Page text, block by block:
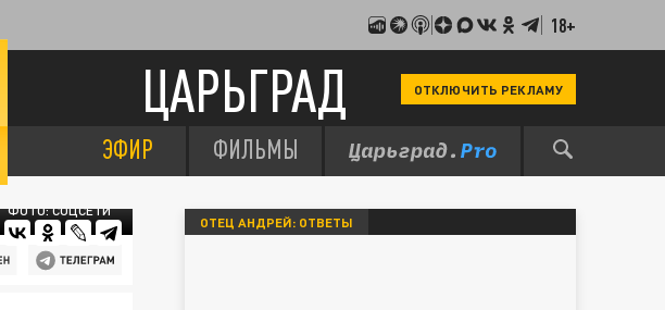
18+
ЦАРЬГРАД ОТКЛЮЧИТЬ РЕКЛАМУ
ЭФИР ФИЛЬМЫ
ФОТО: СОЦСЕТИ
ОТЕЦ АНДРЕЙ: ОТВЕТЫ